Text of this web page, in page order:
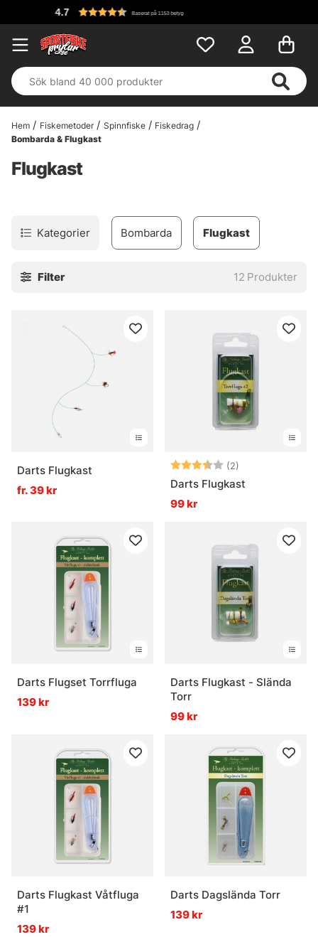
Baserat på 1153 betyg
Hem Fiskemetoder Spinnfiske
Fiskedrag
Bombarda & Flugkast
Flugkast
Kategorier Bombarda Flugkast
Filter 12 Produkter
Darts Flugkast
fr. 39 kr
Betyg: (2)
Darts Flugkast
99 kr
Darts Flugset Torrfluga
139 kr
Darts Flugkast - Slända
Torr
99 kr
Darts Flugkast Våtfluga
#1
139 kr
Darts Dagslända Torr
139 kr